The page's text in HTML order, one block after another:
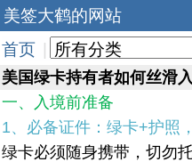
美签大鹤的网站
首页
美国绿卡持有者如何丝滑
一、入境前准备
1、必备证件：绿卡+护照
绿卡必须随身携带，切勿